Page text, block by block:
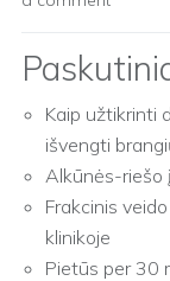
Kaip užtikrinti
išvengti
Alkūnės-riešo
Frakcinis
klinikoje
Pietūs per 30